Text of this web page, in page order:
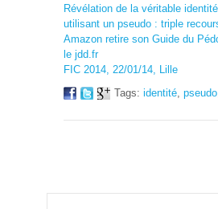
Révélation de la véritable
utilisant un pseudo : triple
Amazon retire son Guide du
le jdd.fr
FIC 2014, 22/01/14, Lille
Tags: identité, pseudo